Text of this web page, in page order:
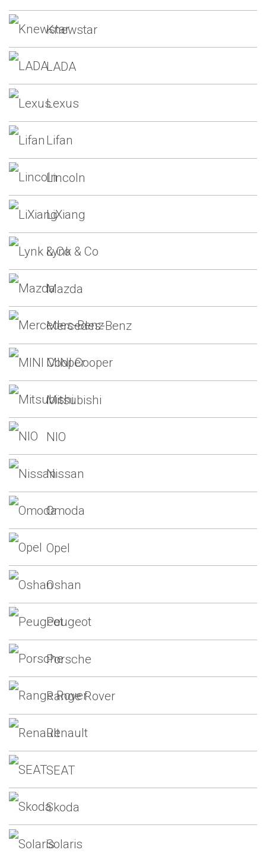
Knewstar
LADA
Lexus
Lifan
Lincoln
LiXiang
Lynk & Co
Mazda
Mercedes-Benz
MINI Cooper
Mitsubishi
NIO
Nissan
Omoda
Opel
Oshan
Peugeot
Porsche
Range Rover
Renault
SEAT
Skoda
Solaris